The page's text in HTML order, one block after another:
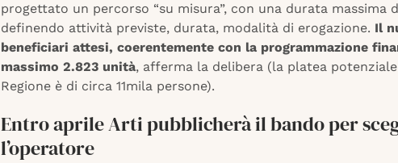
progettato un percorso “su misura”, con una durata massima
definendo attività previste, durata, modalità di erogazione. Il
beneficiari attesi, coerentemente con la programmazione
massimo 2.823 unità, afferma la delibera (la platea
Regione è di circa 11mila persone).
Entro aprile Arti pubblicherà il bando per
l’operatore